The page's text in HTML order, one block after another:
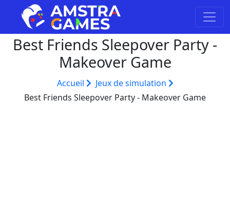
Best Friends Sleepover Party -
Makeover Game
Accueil
Jeux de simulation
Best Friends Sleepover Party - Makeover Game